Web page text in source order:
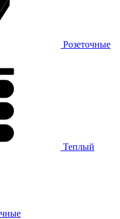
Розеточные
Теплый